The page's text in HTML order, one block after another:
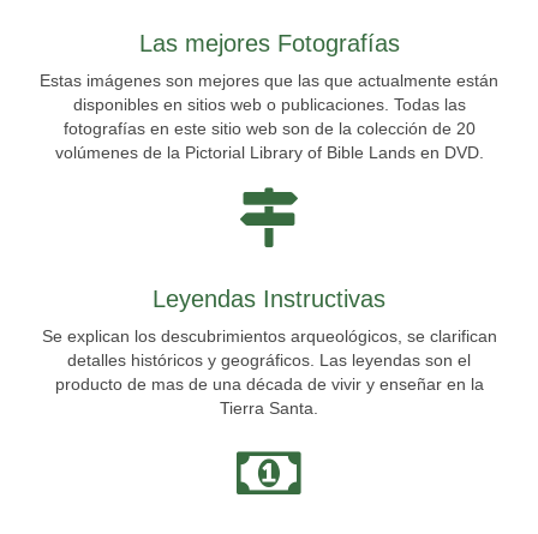
Las mejores Fotografías
Estas imágenes son mejores que las que actualmente están
disponibles en sitios web o publicaciones. Todas las
fotografías en este sitio web son de la colección de 20
volúmenes de la Pictorial Library of Bible Lands en DVD.
Leyendas Instructivas
Se explican los descubrimientos arqueológicos, se clarifican
detalles históricos y geográficos. Las leyendas son el
producto de mas de una década de vivir y enseñar en la
Tierra Santa.